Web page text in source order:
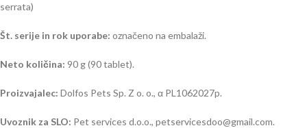
serrata)
Št. serije in rok uporabe: označeno na embalaži.
Neto količina: 90 g (90 tablet).
Proizvajalec: Dolfos Pets Sp. Z o. o., α PL1062027p.
Uvoznik za SLO: Pet services d.o.o., petservicesdoo@gmail.com.